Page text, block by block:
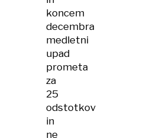
koncem
decembra
medletni
upad
prometa
za
25
odstotkov
in
ne